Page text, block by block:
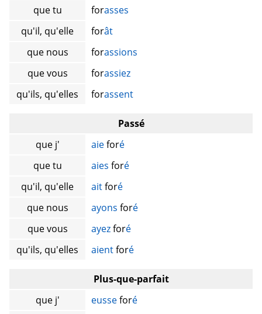
que tu
forasses
qu'il, qu'elle
forât
que nous
forassions
que vous
forassiez
qu'ils, qu'elles
forassent
Passé
que j'
aieforé
que tu
aies foré
qu'il, qu'elle
aitforé
que nous
ayons foré
que vous
ayezforé
qu'ils, qu'elles
aientforé
Plus-que-parfait
que j'
eusseforé